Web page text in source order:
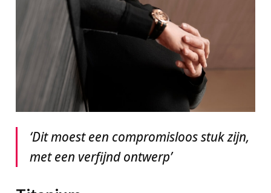
‘Dit moest een compromisloos stuk zijn,
met een verfijnd ontwerp’